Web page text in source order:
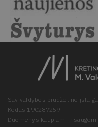
Savivaldybės biudžetinė įstaiga
Kodas 190287259
Duomenys kaupiami ir saugomi